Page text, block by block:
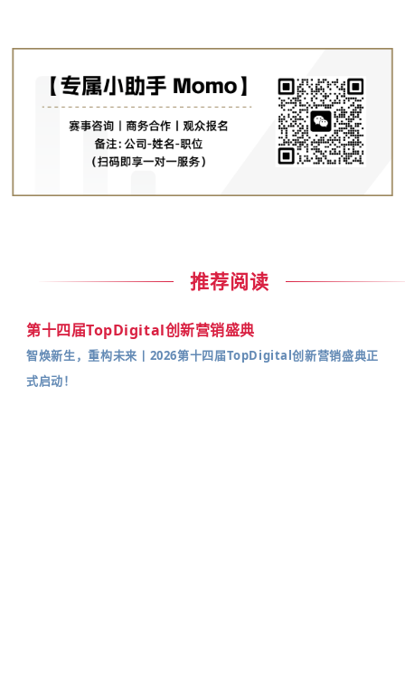
推荐阅读
第十四届TopDigital创新营销盛典
智焕新生，重构未来丨2026第十四届TopDigital创新营销盛典正
式启动！